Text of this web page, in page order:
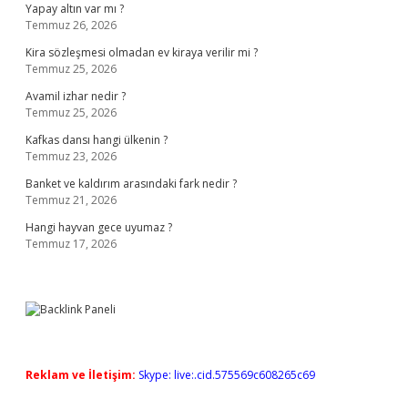
Yapay altın var mı ?
Temmuz 26, 2026
Kira sözleşmesi olmadan ev kiraya verilir mi ?
Temmuz 25, 2026
Avamil izhar nedir ?
Temmuz 25, 2026
Kafkas dansı hangi ülkenin ?
Temmuz 23, 2026
Banket ve kaldırım arasındaki fark nedir ?
Temmuz 21, 2026
Hangi hayvan gece uyumaz ?
Temmuz 17, 2026
Reklam ve İletişim: Skype: live:.cid.575569c608265c69